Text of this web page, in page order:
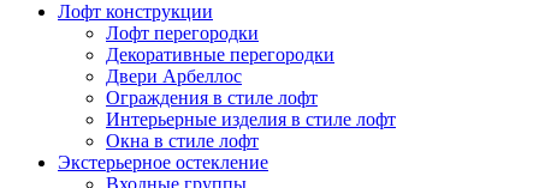
Лофт конструкции
Лофт перегородки
Декоративные перегородки
Двери Арбеллос
Ограждения в стиле лофт
Интерьерные изделия в стиле лофт
Окна в стиле лофт
Экстерьерное остекление
Входные группы